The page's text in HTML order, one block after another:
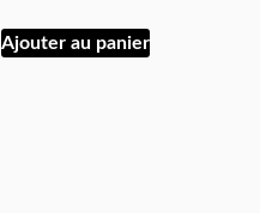
Ajouter au panier